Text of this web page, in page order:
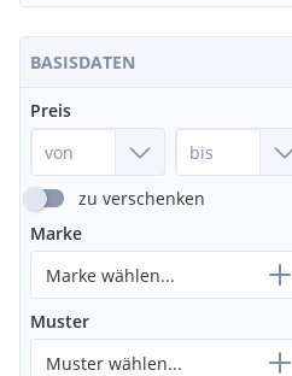
BASISDATEN
Preis
zu verschenken
Marke
Marke wählen...
Muster
Muster wählen...